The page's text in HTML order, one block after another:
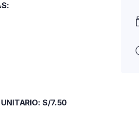
UNITARIO: S/7.50